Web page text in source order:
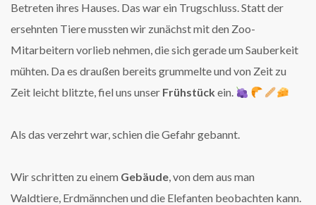
Betreten ihres Hauses. Das war ein Trugschluss. Statt der
ersehnten Tiere mussten wir zunächst mit den Zoo-
Mitarbeitern vorlieb nehmen, die sich gerade um Sauberkeit
mühten. Da es draußen bereits grummelte und von Zeit zu
Zeit leicht blitzte, fiel uns unser Frühstück ein.
Als das verzehrt war, schien die Gefahr gebannt.
Wir schritten zu einem Gebäude, von dem aus man
Waldtiere, Erdmännchen und die Elefanten beobachten kann.